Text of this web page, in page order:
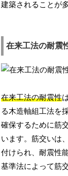
建築されることが
在来工法の耐震
在来工法の耐震性
る木造軸組工法を
確保するために筋
います。筋交いは
付けられ、耐震性
基準法によって筋